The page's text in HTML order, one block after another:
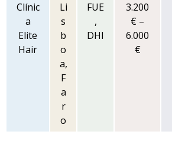
Clínic
a
Elite
Hair
Li
s
b
o
a,
F
a
r
o
FUE
,
DHI
3.200
€ –
6.000
€